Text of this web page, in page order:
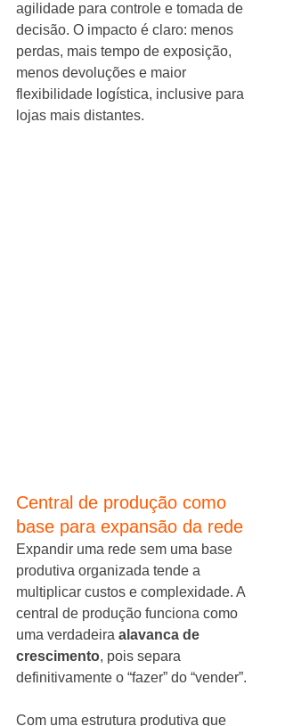
agilidade para controle e tomada de
decisão. O impacto é claro: menos
perdas, mais tempo de exposição,
menos devoluções e maior
flexibilidade logística, inclusive para
lojas mais distantes.
Central de produção como
base para expansão da rede
Expandir uma rede sem uma base
produtiva organizada tende a
multiplicar custos e complexidade. A
central de produção funciona como
uma verdadeira alavanca de
crescimento, pois separa
definitivamente o “fazer” do “vender”.
Com uma estrutura produtiva que